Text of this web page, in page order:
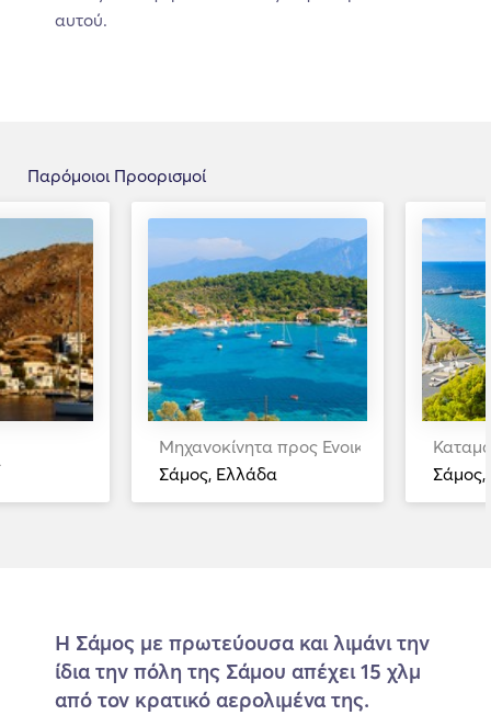
αυτού.
Παρόμοιοι Προορισμοί
Μηχανοκίνητα προς Ενοικίαση
Σάμος, Ελλάδα
Η Σάμος με πρωτεύουσα και λιμάνι την
ίδια την πόλη της Σάμου απέχει 15 χλμ
από τον κρατικό αερολιμένα της.